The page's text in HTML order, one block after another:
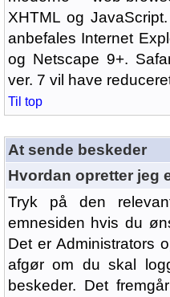
XHTML og
anbefales Internet
og Netscape 9+.
ver. 7 vil have
Til top
At sende beskeder
Hvordan opretter jeg
Tryk på den
emnesiden hvis du
Det er Administrators
afgør om du skal
beskeder. Det